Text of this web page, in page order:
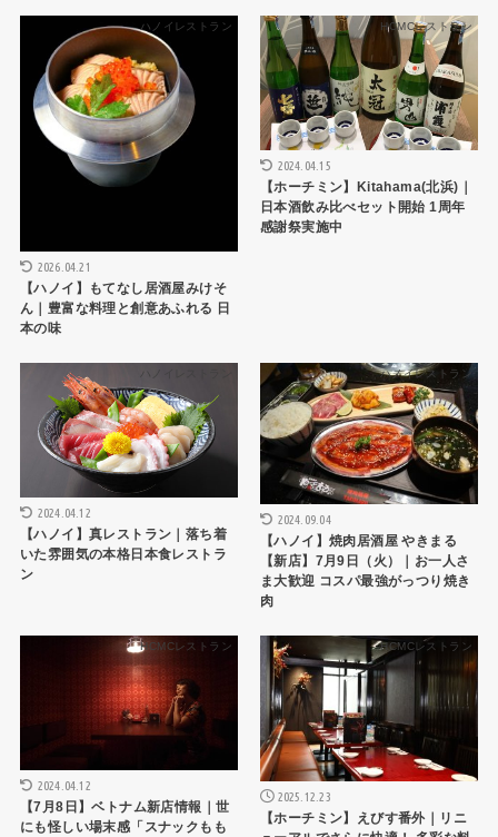
ハノイレストラン
2026.04.21
【ハノイ】もてなし居酒屋みけそ
ん｜豊富な料理と創意あふれる 日
本の味
HCMCレストラン
2024.04.15
【ホーチミン】Kitahama(北浜)｜
日本酒飲み比べセット開始 1周年
感謝祭実施中
ハノイレストラン
2024.04.12
【ハノイ】真レストラン｜落ち着
いた雰囲気の本格日本食レストラ
ン
ハノイレストラン
2024.09.04
【ハノイ】焼肉居酒屋 やきまる
【新店】7月9日（火）｜お一人さ
ま大歓迎 コスパ最強がっつり焼き
肉
HCMCレストラン
2024.04.12
【7月8日】ベトナム新店情報｜世
にも怪しい場末感「スナックもも
HCMCレストラン
2025.12.23
【ホーチミン】えびす番外｜リニ